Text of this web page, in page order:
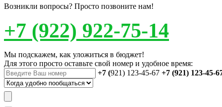
Возникли вопросы? Просто позвоните нам!
+7 (922) 922-75-14
Мы подскажем, как уложиться в бюджет!
Для этого просто оставьте свой номер и удобное время:
+7 (921) 123-45-67 +7 (921) 123-45-